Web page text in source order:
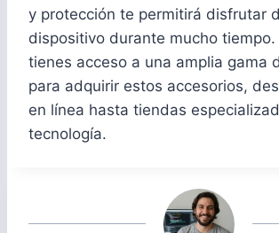
y protección te permitirá disfrutar
dispositivo durante mucho tiempo.
tienes acceso a una amplia gama
para adquirir estos accesorios,
en línea hasta tiendas
tecnología.